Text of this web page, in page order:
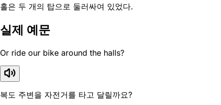
홀은 두 개의 탑으로 둘러싸여 있었다.
실제 예문
Or ride our bike around the halls?
복도 주변을 자전거를 타고 달릴까요?